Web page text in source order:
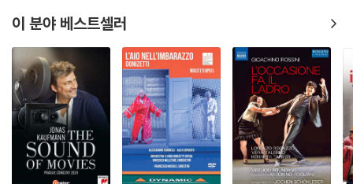
디스크에 미세한 잔 흠집이 남아있거나 인쇄 면이 깨끗하지 않은 경우가
로 인한 반품/교환이 가능합니다.
※ 교환/반품 안내
1) 불량으로 인한 교환/반품 요청 시에는 불량 확인을 위해 개봉 시의 동영
상을 요청할 수 있으며, 동영상이 없는 경우 교환/반품이 제한될 수 있습니
관련 사진과 동영상 및 재생 기기 모델명을 첨부하여 첨부하여 고객센터에
이 분야 베스트셀러